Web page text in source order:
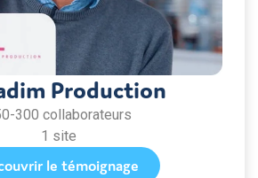
Production
300 collaborateurs
1 site
le témoignage